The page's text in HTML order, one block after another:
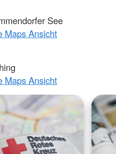
See
Maps Ansicht
Maps Ansicht